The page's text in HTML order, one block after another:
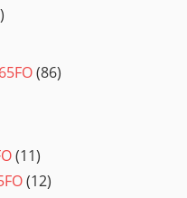
(86)
(11)
(12)